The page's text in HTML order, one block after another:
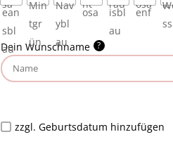
Dein Wunschname ?
zzgl. Geburtsdatum hinzufügen